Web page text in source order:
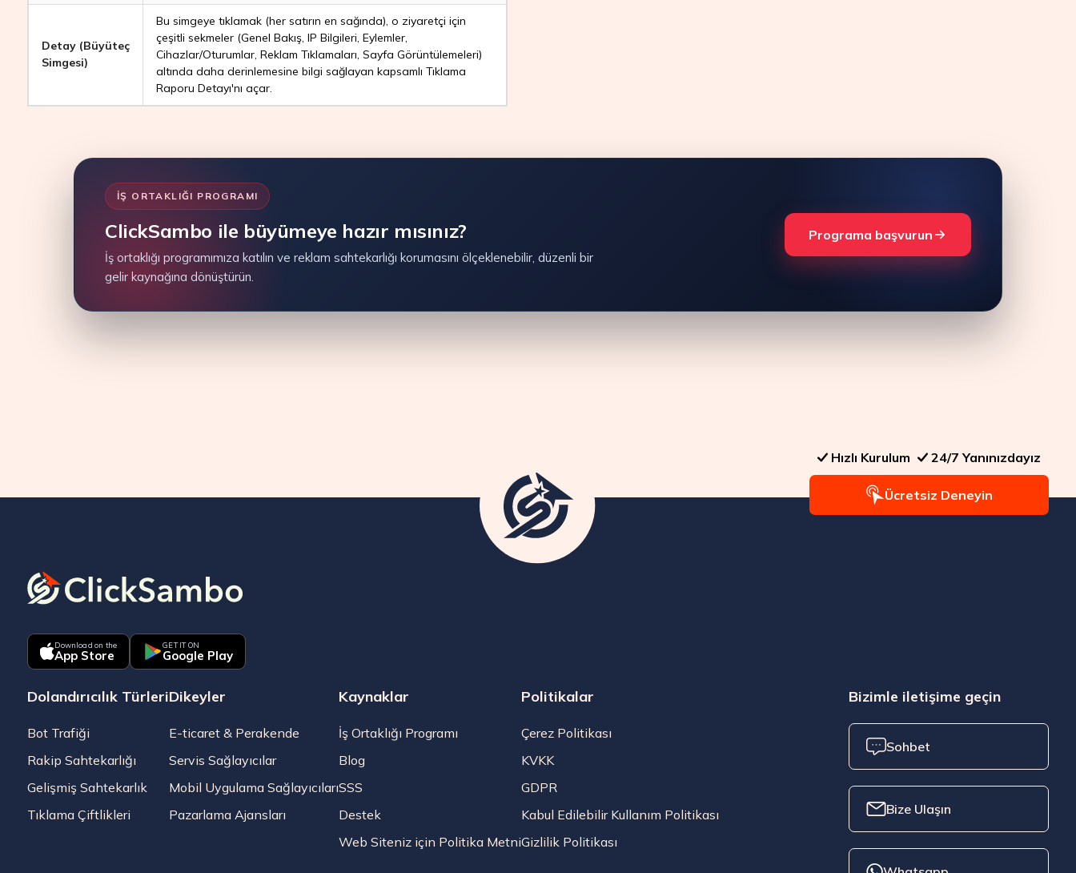
Detay (Büyüteç
Simgesi)
Bu simgeye tıklamak (her satırın en sağında), o ziyaretçi için
çeşitli sekmeler (Genel Bakış, IP Bilgileri, Eylemler,
Cihazlar/Oturumlar, Reklam Tıklamaları, Sayfa Görüntülemeleri)
altında daha derinlemesine bilgi sağlayan kapsamlı Tıklama
Raporu Detayı'nı açar.
İŞ ORTAKLIĞI PROGRAMI
ClickSambo ile büyümeye hazır mısınız?
İş ortaklığı programımıza katılın ve reklam sahtekarlığı korumasını ölçeklenebilir, düzenli bir
gelir kaynağına dönüştürün.
Programa başvurun
Hızlı Kurulum 24/7 Yanınızdayız
Ücretsiz Deneyin
Download on the
App Store
GET IT ON
Google Play
Dolandırıcılık Türleri
Bot Trafiği
Rakip Sahtekarlığı
Gelişmiş Sahtekarlık
Tıklama Çiftlikleri
Dikeyler
E-ticaret & Perakende
Servis Sağlayıcılar
Mobil Uygulama Sağlayıcıları
Pazarlama Ajansları
Kaynaklar
İş Ortaklığı Programı
Blog
SSS
Destek
Web Siteniz için Politika Metni
Politikalar
Çerez Politikası
KVKK
GDPR
Kabul Edilebilir Kullanım Politikası
Gizlilik Politikası
Bizimle iletişime geçin
Sohbet
Bize Ulaşın